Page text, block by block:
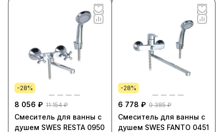
-28%
8 056 ₽ 11 154 ₽
Смеситель для ванны с
душем SWES RESTA 0950
-28%
6 778 ₽ 9 385 ₽
Смеситель для ванны с
душем SWES FANTO 0451